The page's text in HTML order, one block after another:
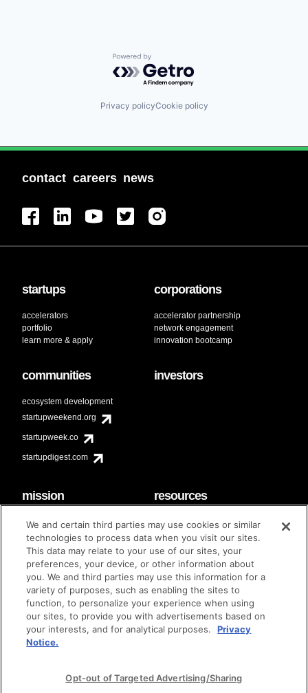
Powered by Getro.com
Privacy policyCookie policy
contact careers news
startups
accelerators
portfolio
learn more & apply
corporations
accelerator partnership
network engagement
innovation bootcamp
communities
ecosystem development
startupweekend.org
startupweek.co
startupdigest.com
investors
mission
code of conduct
diversity & inclusion
Techstars Foundation
resources
faq
contact
brand guidelines
© techstars 2024 | privacy policy | terms of use
We and certain third parties may use cookies or similar
technologies to process data when you visit our sites.
This data may relate to your use of our sites, your
preferences, your device, or other information about
you. We and third parties may use this information for a
variety of purposes, such as enabling the sites to
function, to personalize your experience when using
our sites, to provide you with advertisements based on
your interests, and for analytical purposes.
Privacy
Notice.
Opt-out of Targeted Advertising/Sharing